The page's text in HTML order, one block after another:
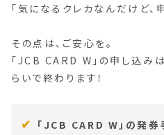
「気になるクレカなんだけど
その点は、ご安心を。
「JCB CARD W」の申し込み
らいで終わります！
「JCB CARD W」の発券